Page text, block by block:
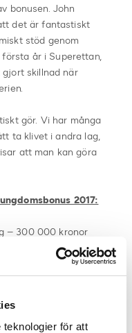
för att
bonusen. John
det är fantastiskt
stöd genom
år i Superettan,
skillnad när
gör. Vi har många
ta klivet i andra lag,
att man kan göra
2017:
– 300 000 kronor